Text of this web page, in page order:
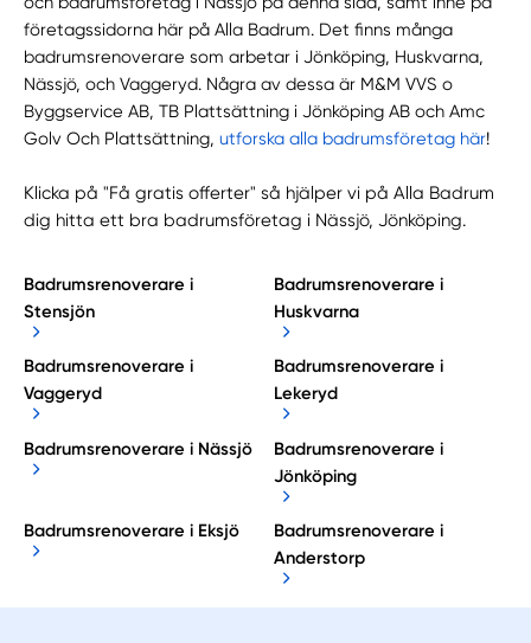
företagssidorna här på Alla Badrum. Det finns många
badrumsrenoverare som arbetar i Jönköping, Huskvarna,
Nässjö, och Vaggeryd. Några av dessa är M&M VVS o
Byggservice AB, TB Plattsättning i Jönköping AB och Amc
Golv Och Plattsättning,utforska alla badrumsföretag här!
Klicka på "Få gratis offerter" så hjälper vi på Alla Badrum
dig hitta ett bra badrumsföretag i Nässjö, Jönköping.
Badrumsrenoverare i
Stensjön
Badrumsrenoverare i
Huskvarna
Badrumsrenoverare i
Vaggeryd
Badrumsrenoverare i
Lekeryd
Badrumsrenoverare i Nässjö
Badrumsrenoverare i
Jönköping
Badrumsrenoverare i Eksjö
Badrumsrenoverare i
Anderstorp